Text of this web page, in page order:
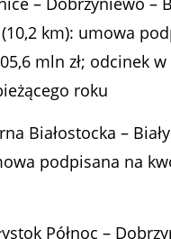
km): umowa
mln zł; odcinek
roku
Białostocka –
podpisana na
Północ –